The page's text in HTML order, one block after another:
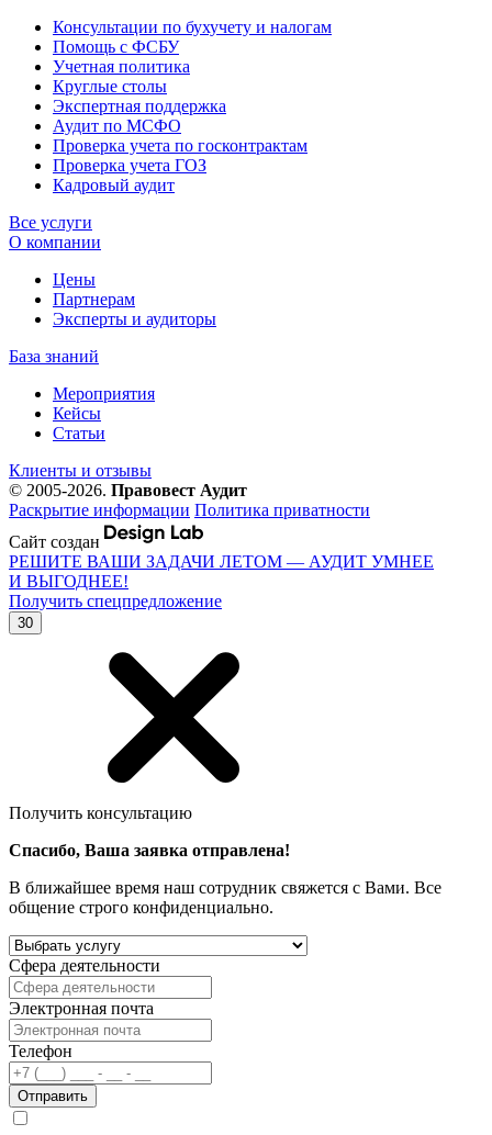
Консультации по бухучету и налогам
Помощь с ФСБУ
Учетная политика
Круглые столы
Экспертная поддержка
Аудит по МСФО
Проверка учета по госконтрактам
Проверка учета ГОЗ
Кадровый аудит
Все услуги
О компании
Цены
Партнерам
Эксперты и аудиторы
База знаний
Мероприятия
Кейсы
Статьи
Клиенты и отзывы
© 2005-2026. Правовест Аудит
Раскрытие информации Политика приватности
Сайт создан
РЕШИТЕ ВАШИ ЗАДАЧИ ЛЕТОМ — АУДИТ УМНЕЕ
И ВЫГОДНЕЕ!
Получить спецпредложение
30
Получить консультацию
Спасибо, Ваша заявка отправлена!
В ближайшее время наш сотрудник свяжется с Вами. Все
общение строго конфиденциально.
Сфера деятельности
Электронная почта
Телефон
Отправить